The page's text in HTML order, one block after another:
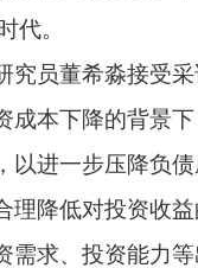
代。
员董希淼接受采
成本下降的背景
以进一步压降负
理降低对投资收
需求、投资能力